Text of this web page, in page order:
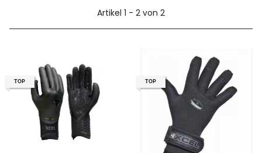
Artikel 1 - 2 von 2
TOP TOP